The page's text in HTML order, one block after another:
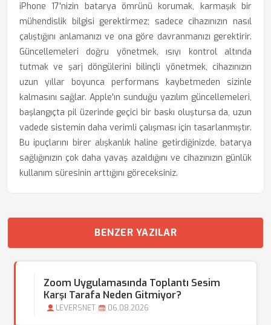
iPhone 17'nizin batarya ömrünü korumak, karmaşık bir
mühendislik bilgisi gerektirmez; sadece cihazınızın nasıl
çalıştığını anlamanızı ve ona göre davranmanızı gerektirir.
Güncellemeleri doğru yönetmek, ısıyı kontrol altında
tutmak ve şarj döngülerini bilinçli yönetmek, cihazınızın
uzun yıllar boyunca performans kaybetmeden sizinle
kalmasını sağlar. Apple'ın sunduğu yazılım güncellemeleri,
başlangıçta pil üzerinde geçici bir baskı oluştursa da, uzun
vadede sistemin daha verimli çalışması için tasarlanmıştır.
Bu ipuçlarını birer alışkanlık haline getirdiğinizde, batarya
sağlığınızın çok daha yavaş azaldığını ve cihazınızın günlük
kullanım süresinin arttığını göreceksiniz.
BENZER YAZILAR
Zoom Uygulamasında Toplantı Sesim
Karşı Tarafa Neden Gitmiyor?
LEVERSNET 06.08.2026